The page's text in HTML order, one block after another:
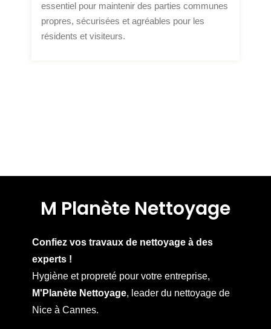
essentiel pour maintenir des parties communes
propres, sécurisées et agréables pour les
résidents et visiteurs.
M Planète Nettoyage
Confiez vos travaux de nettoyage à des
experts !
Hygiène et propreté pour votre entreprise,
M'Planète Nettoyage, leader du nettoyage de
Nice à Cannes.